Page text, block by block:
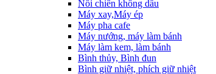
Nồi chiên không dầu
Máy xay,Máy ép
Máy pha cafe
Máy nướng, máy làm bánh
Máy làm kem, làm bánh
Bình thủy, Bình đun
Bình giữ nhiệt, phích giữ nhiệt